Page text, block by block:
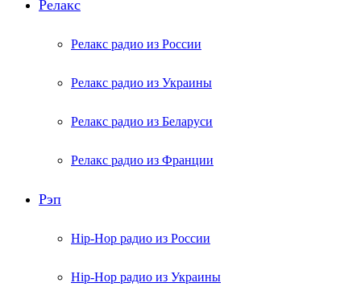
Релакс
Релакс радио из России
Релакс радио из Украины
Релакс радио из Беларуси
Релакс радио из Франции
Рэп
Hip-Hop радио из России
Hip-Hop радио из Украины